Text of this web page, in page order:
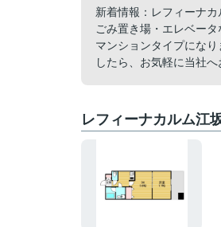
新着情報：レフィーナ
ごみ置き場・エレベー
マンションタイプにな
したら、お気軽に当社へ
レフィーナカルム江